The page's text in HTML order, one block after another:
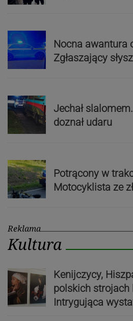
Nocna awantura
Zgłaszający
Jechał
doznał udaru
Potrącony w
Motocyklista ze
Reklama
Kultura
Kenijczycy,
polskich strojach
Intrygująca